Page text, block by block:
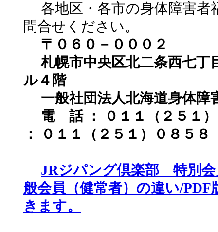
各地区・各市の身体障害者
問合せください。
〒０６０－０００２
札幌市中央区北二条西七丁
ル４階
一般社団法人北海道身体障
電 話 ： ０１１（２５１
： ０１１（２５１）０８５８
JRジパング倶楽部 特別会
般会員（健常者）の違い/
きます。